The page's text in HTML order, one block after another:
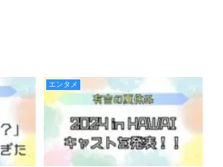
エンタメ